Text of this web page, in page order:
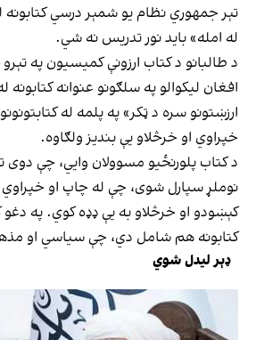
تېر جمهوري نظام یو شمېر درسي
له امله» باید نور تدریس نه شي.
د طالبانو د کتاب ارزونې کمیسیون په
افغان لیکوالو په سلګونو عنوانه کتابونه
ارزښتونو سره د ټکر» په پلمه له
خپراوي او خرڅلاو یې بندیز ولګاوه.
د کتاب پلورنځیو مسوولان وايي، چې دوی
نوملړ سپارل شوی، چې له چاپ او خپراوي
کېښودو او خرڅلاو به یې ډډه کوي. په دغو
کتابونه هم شامل دي، چې سیاسي او
ډېر لیدل شوي